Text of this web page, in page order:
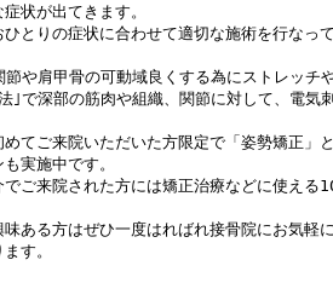
状が出てきます。
とりの症状に合わせて適切な施術を行なっ
節や肩甲骨の可動域良くする為にストレッ
｣で深部の筋肉や組織、関節に対して、電
てご来院いただいた方限定で「姿勢矯正
実施中です。
ご来院された方には矯正治療などに使える
ある方はぜひ一度はればれ接骨院にお気軽
す。